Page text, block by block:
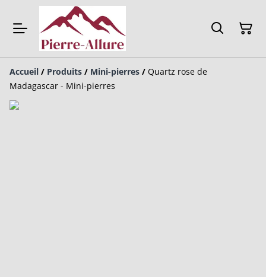
Accueil / Produits / Mini-pierres / Quartz rose de
Madagascar - Mini-pierres